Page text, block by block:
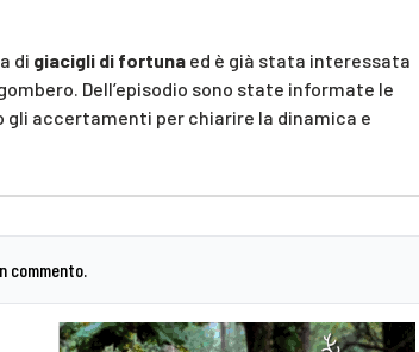
di giacigli di fortuna ed è già stata interessata
Dell’episodio sono state informate le
gli accertamenti per chiarire la dinamica e
commento.